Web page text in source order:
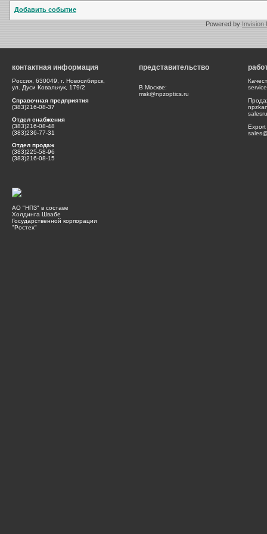
Добавить событие
Powered by Invision
контактная информация
Россия, 630049, г. Новосибирск,
ул. Дуси Ковальчук, 179/2
Справочная предприятия
(383)216-08-37
Отдел снабжения
(383)216-08-48
(383)236-77-31
Отдел продаж
(383)225-58-96
(383)216-08-15
представительство
В Москве:
msk@npzoptics.ru
АО "НПЗ" в составе
Холдинга Швабе
Государственной корпорации
"Ростех"